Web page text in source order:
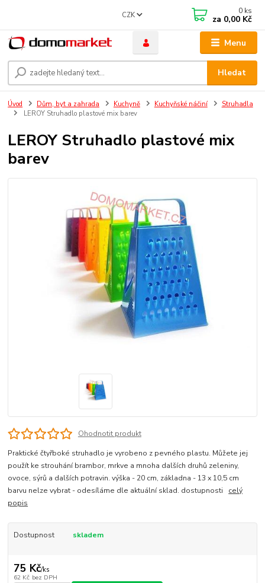
Menu
CZK
Hledat
0 ks
za 0,00 Kč
Úvod Dům, byt a zahrada Kuchyně Kuchyňské náčiní
Struhadla
LEROY Struhadlo plastové mix barev
LEROY Struhadlo plastové mix
barev
Ohodnotit produkt
Praktické čtyřboké struhadlo je vyrobeno z pevného plastu. Můžete jej
použít ke strouhání brambor, mrkve a mnoha dalších druhů zeleniny,
ovoce, sýrů a dalších potravin. výška - 20 cm, základna - 13 x 10,5 cm
barvu nelze vybrat - odesíláme dle aktuální sklad. dostupnosti celý
popis
Dostupnost skladem
75 Kč/ks
62 Kč bez DPH